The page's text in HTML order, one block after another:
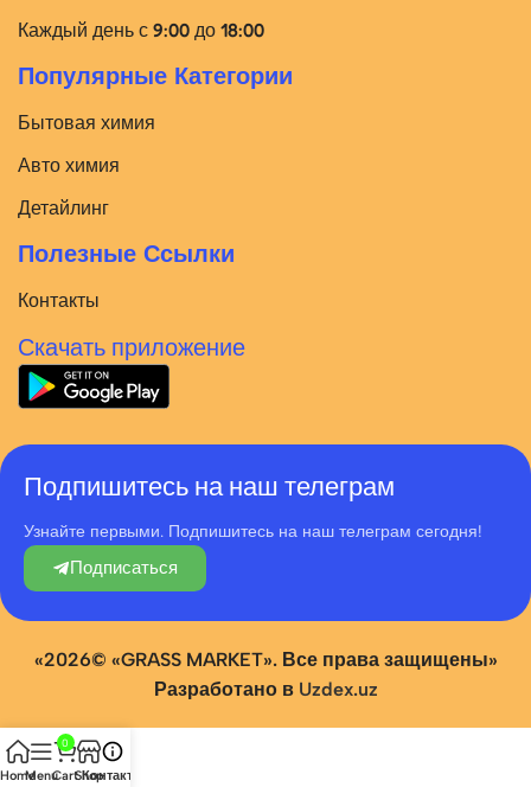
Каждый день с 9:00 до 18:00
Популярные Категории
Бытовая химия
Авто химия
Детайлинг
Полезные Ссылки
Контакты
Скачать приложение
Подпишитесь на наш телеграм
Узнайте первыми. Подпишитесь на наш телеграм сегодня!
Подписаться
«2026© «GRASS MARKET». Все права защищены»
Разработано в Uzdex.uz
HomeMenu
0
CartShop
Контакты